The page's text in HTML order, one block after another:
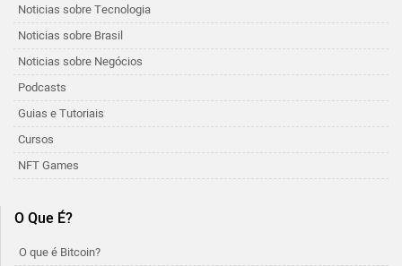
Noticias sobre Tecnologia
Noticias sobre Brasil
Noticias sobre Negócios
Podcasts
Guias e Tutoriais
Cursos
NFT Games
O Que É?
O que é Bitcoin?